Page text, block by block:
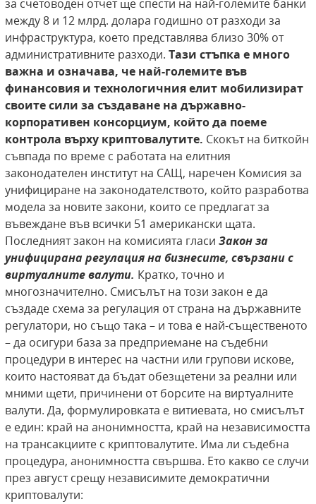
за счетоводен отчет ще спести на най-големите банки
между 8 и 12 млрд. долара годишно от разходи за
инфраструктура, което представлява близо 30% от
административните разходи. Тази стъпка е много
важна и означава, че най-големите във
финансовия и технологичнияелит мобилизират
своите сили за създаване на държавно-
корпоративен консорциум, който да поеме
контрола върху криптовалутите. Скокът на биткойн
съвпада по време с работата на елитния
законодателен институт на САЩ, наречен Комисия за
унифициране на законодателството, който разработва
модела за новите закони, които се предлагат за
въвеждане във всички 51 американски щата.
Последният закон на комисията гласи Закон за
унифицирана регулация на бизнесите, свързани с
виртуалнитевалути. Кратко, точно и
многозначително. Смисълът на този закон е да
създаде схема за регулация от страна на държавните
регулатори, но също така – и това е най-същественото
– да осигури база за предприемане на съдебни
процедури в интерес на частни или групови искове,
които настояват да бъдат обезщетени за реални или
мними щети, причинени от борсите на виртуалните
валути. Да, формулировката е витиевата, но смисълът
е един: край на анонимността, край на независимостта
на трансакциите с криптовалутите. Има ли съдебна
процедура, анонимността свършва. Ето какво се случи
през август срещу независимите демократични
криптовалути: